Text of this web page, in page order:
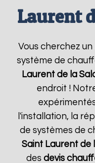
Laurent
Vous cherchez
système de
Laurent de la
endroit !
l'installation, la
de systèmes de
Saint Laurent de
des devis